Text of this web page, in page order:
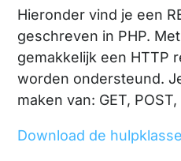
Hieronder vind je een
geschreven in PHP.
gemakkelijk een HTTP
worden ondersteund.
maken van: GET,
Download de hulpklasse